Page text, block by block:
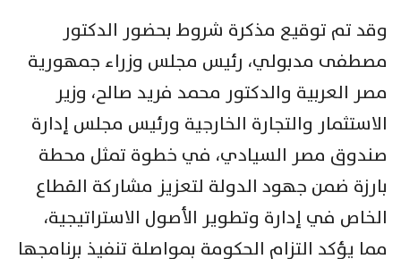
وقد تم توقيع مذكرة شروط بحضور الدكتور
مصطفى مدبولي، رئيس مجلس وزراء جمهورية
مصر العربية والدكتور محمد فريد صالح، وزير
الاستثمار والتجارة الخارجية ورئيس مجلس إدارة
صندوق مصر السيادي، في خطوة تمثل محطة
بارزة ضمن جهود الدولة لتعزيز مشاركة القطاع
الخاص في إدارة وتطوير الأصول الاستراتيجية،
مما يؤكد التزام الحكومة بمواصلة تنفيذ برنامجها